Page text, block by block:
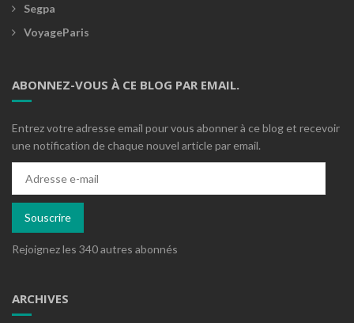
Segpa
VoyageParis
ABONNEZ-VOUS À CE BLOG PAR EMAIL.
Entrez votre adresse email pour vous abonner à ce blog et recevoir
une notification de chaque nouvel article par email.
mail
Souscrire
Rejoignez les 340 autres abonnés
ARCHIVES